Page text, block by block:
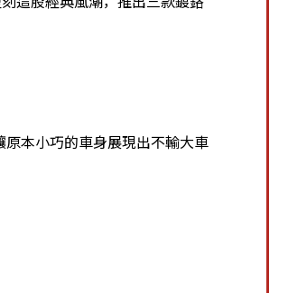
本小巧的車身展現出不輸大車